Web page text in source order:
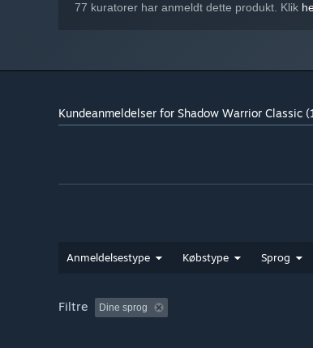
77 kuratorer har anmeldt dette produkt. Klik
Kundeanmeldelser for Shadow Warrior Classic
Anmeldelsestype Købstype Sprog
Filtre Dine sprog